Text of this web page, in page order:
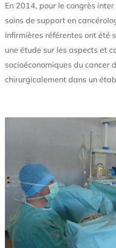
En 2014, pour le congrès
soins de support en
Infirmières référentes ont été
une étude sur les aspects et
socioéconomiques du cancer
chirurgicalement dans un